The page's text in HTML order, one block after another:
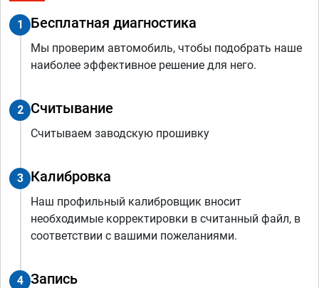
1 Бесплатная диагностика
Мы проверим автомобиль, чтобы подобрать наше
наиболее эффективное решение для него.
2 Считывание
Считываем заводскую прошивку
3 Калибровка
Наш профильный калибровщик вносит
необходимые корректировки в считанный файл, в
соответствии с вашими пожеланиями.
4 Запись